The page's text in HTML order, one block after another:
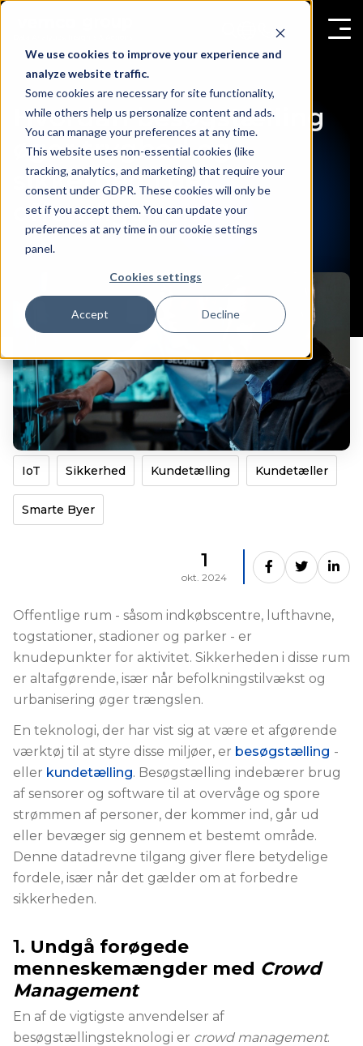
We use cookies to improve your experience and
analyze website traffic.
Some cookies are necessary for site functionality,
while others help us personalize content and ads.
You can manage your preferences at any time.
This website uses non-essential cookies (like
tracking, analytics, and marketing) that require your
consent under GDPR. These cookies will only be
set if you accept them. You can update your
preferences at any time in our cookie settings
panel.
Cookies settings
Accept Decline
Hvordan besøgstælling
øger tryghed og
sikkerhed i det
offentlige rum
IoT Sikkerhed Kundetælling Kundetæller
Smarte Byer
1
okt. 2024
Offentlige rum - såsom indkøbscentre, lufthavne,
togstationer, stadioner og parker - er
knudepunkter for aktivitet. Sikkerheden i disse rum
er altafgørende, især når befolkningstilvækst og
urbanisering øger trængslen.
En teknologi, der har vist sig at være et afgørende
værktøj til at styre disse miljøer, er besøgstælling -
eller kundetælling. Besøgstælling indebærer brug
af sensorer og software til at overvåge og spore
strømmen af personer, der kommer ind, går ud
eller bevæger sig gennem et bestemt område.
Denne datadrevne tilgang giver flere betydelige
fordele, især når det gælder om at forbedre
sikkerheden.
1. Undgå forøgede
menneskemængder med Crowd
Management
En af de vigtigste anvendelser af
besøgstællingsteknologi er crowd management.